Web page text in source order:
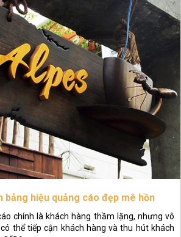
bảng hiệu quảng cáo đẹp mê hồn
chính là khách hàng thầm lặng, nhưng vô
thể tiếp cận khách hàng và thu hút khách